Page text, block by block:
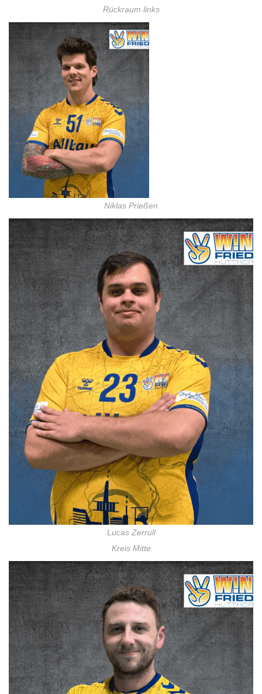
Rückraum links
Niklas Prießen
Lucas Zerrull
Kreis Mitte